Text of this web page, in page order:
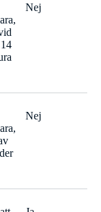
Nej
Nej